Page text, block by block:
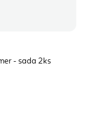
- sada 2ks